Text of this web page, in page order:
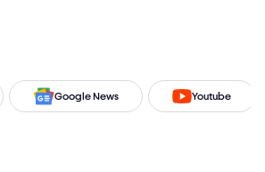
Google News Youtube